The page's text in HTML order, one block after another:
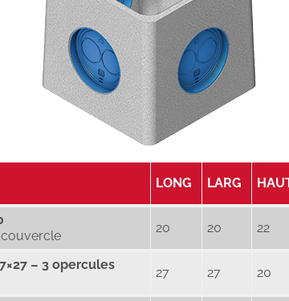
LONG LARG
couvercle
20 20 22
– 3 opercules
27 27 20